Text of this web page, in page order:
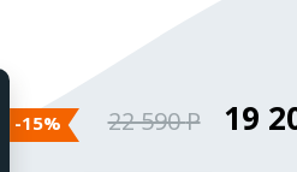
-15% 22 590 19